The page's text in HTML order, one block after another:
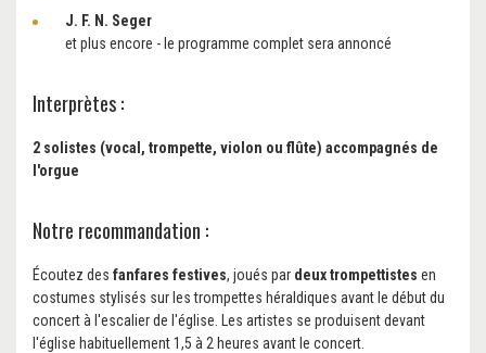
J. F. N. Seger
et plus encore - le programme complet sera annoncé
Interprètes :
2 solistes (vocal, trompette, violon ou flûte) accompagnés de
l'orgue
Notre recommandation :
Écoutez des fanfares festives, joués par deux trompettistes en
costumes stylisés sur les trompettes héraldiques avant le début du
concert à l'escalier de l'église. Les artistes se produisent devant
l'église habituellement 1,5 à 2 heures avant le concert.